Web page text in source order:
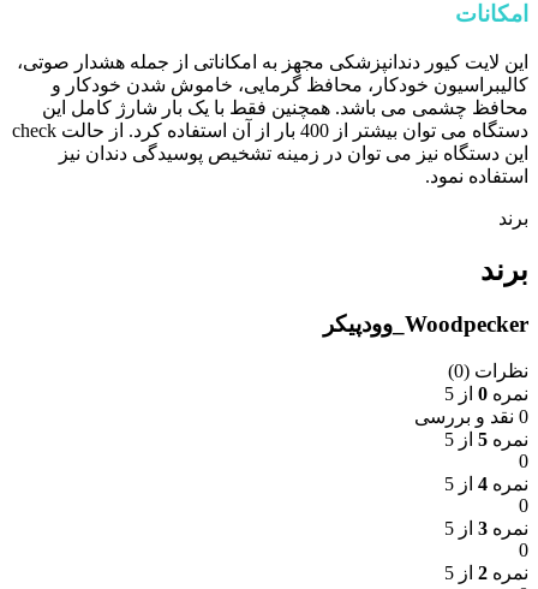
امکانات
این لایت کیور دندانپزشکی مجهز به امکاناتی از جمله هشدار صوتی،
کالیبراسیون خودکار، محافظ گرمایی، خاموش شدن خودکار و
محافظ چشمی می باشد. همچنین فقط با یک بار شارژ کامل این
دستگاه می توان بیشتر از 400 بار از آن استفاده کرد. از حالت check
این دستگاه نیز می توان در زمینه تشخیص پوسیدگی دندان نیز
استفاده نمود.
برند
برند
Woodpecker_وودپیکر
نظرات (0)
نمره 0 از 5
0 نقد و بررسی
نمره 5 از 5
0
نمره 4 از 5
0
نمره 3 از 5
0
نمره 2 از 5